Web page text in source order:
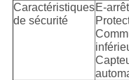
Caractéristiques
de sécurité
E-arrêt